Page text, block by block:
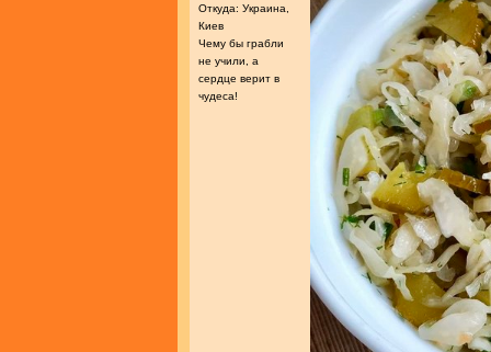
Откуда: Украина,
Киев
Чему бы грабли
не учили, а
сердце верит в
чудеса!